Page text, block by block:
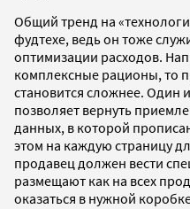
Общий тренд на
фудтехе, ведь он тоже
оптимизации расходов.
комплексные рационы, то
становится сложнее. Один
позволяет вернуть
данных, в которой
этом на каждую страницу
продавец должен вести
размещают как на всех
оказаться в нужной